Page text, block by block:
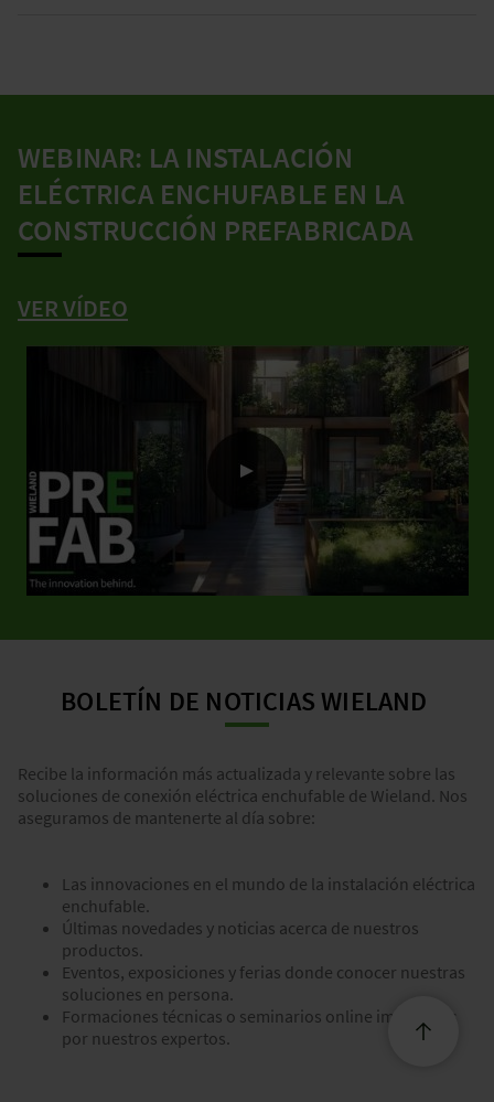
WEBINAR: LA INSTALACIÓN
ELÉCTRICA ENCHUFABLE EN LA
CONSTRUCCIÓN PREFABRICADA
VER VÍDEO
BOLETÍN DE NOTICIAS WIELAND
Recibe la información más actualizada y relevante sobre las
soluciones de conexión eléctrica enchufable de Wieland. Nos
aseguramos de mantenerte al día sobre:
Las innovaciones en el mundo de la instalación eléctrica
enchufable.
Últimas novedades y noticias acerca de nuestros
productos.
Eventos, exposiciones y ferias donde conocer nuestras
soluciones en persona.
Formaciones técnicas o seminarios online impartidos
por nuestros expertos.